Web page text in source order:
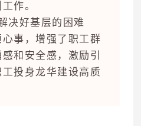
作。
决好基层的困难
事，增强了职工群
和安全感，激励引
投身龙华建设高质